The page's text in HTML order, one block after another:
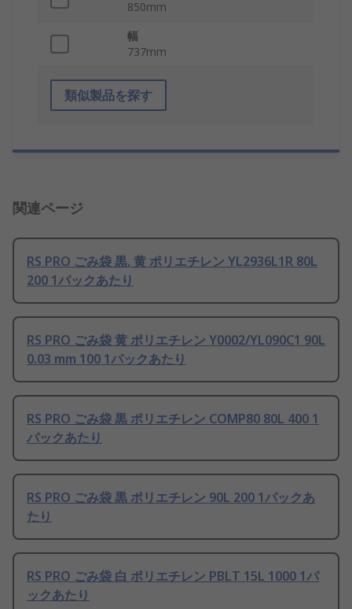
850mm
幅
737mm
類似製品を探す
関連ページ
RS PRO ごみ袋 黒, 黄 ポリエチレン YL2936L1R 80L
200 1パックあたり
RS PRO ごみ袋 黄 ポリエチレン Y0002/YL090C1 90L
0.03 mm 100 1パックあたり
RS PRO ごみ袋 黒 ポリエチレン COMP80 80L 400 1
パックあたり
RS PRO ごみ袋 黒 ポリエチレン 90L 200 1パックあ
たり
RS PRO ごみ袋 白 ポリエチレン PBLT 15L 1000 1パ
ックあたり